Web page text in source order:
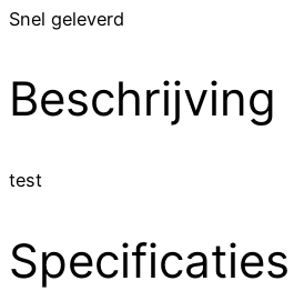
Snel geleverd
Beschrijving
test
Specificaties